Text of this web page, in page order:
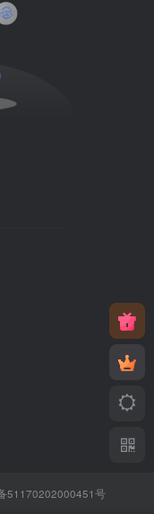
51170202000451号